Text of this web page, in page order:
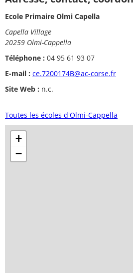
Ecole Primaire Olmi Capella
Capella Village
20259 Olmi-Cappella
Téléphone : 04 95 61 93 07
E-mail : ce.7200174B@ac-corse.fr
Site Web : n.c.
Toutes les écoles d'Olmi-Cappella
+
−